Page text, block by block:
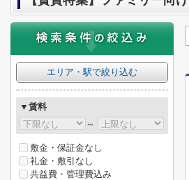
エリア・駅で絞り込む
▼賃料
～
敷金・保証金なし
礼金・敷引なし
共益費・管理費込み